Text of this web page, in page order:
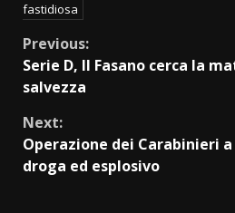
fastidiosa
Continue
Reading
Previous:
Serie D, Il Fasano cerca la
salvezza
Next:
Operazione dei Carabinieri
droga ed esplosivo